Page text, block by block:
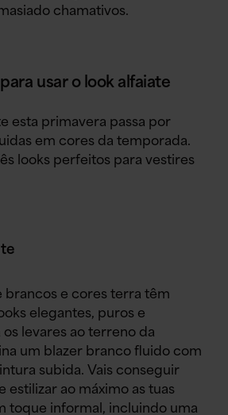
chamativos.
usar o look alfaiate
esta primavera passa por
em cores da temporada.
looks perfeitos para vestires
brancos e cores terra têm
elegantes, puros e
os levares ao terreno da
um blazer branco fluido com
subida. Vais conseguir
estilizar ao máximo as tuas
toque informal, incluindo uma